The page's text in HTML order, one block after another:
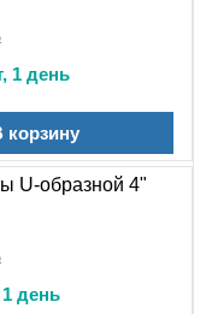
1 день
корзину
U-образной 4"
день